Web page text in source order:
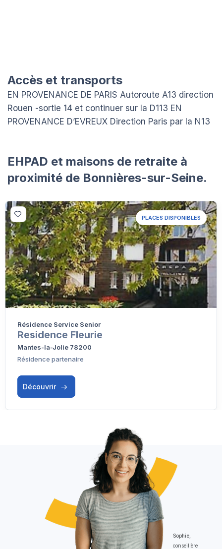
Accès et transports
EN PROVENANCE DE PARIS Autoroute A13 direction
Rouen -sortie 14 et continuer sur la D113 EN
PROVENANCE D’EVREUX Direction Paris par la N13
EHPAD et maisons de retraite à
proximité de Bonnières-sur-Seine.
PLACES DISPONIBLES
Résidence Service Senior
Residence Fleurie
Mantes-la-Jolie 78200
Résidence partenaire
Découvrir
Sophie,
conseillère